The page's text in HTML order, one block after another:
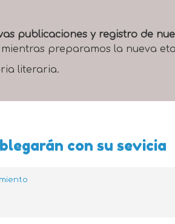
publicaciones y registro de
preparamos la nueva
literaria.
con su sevicia